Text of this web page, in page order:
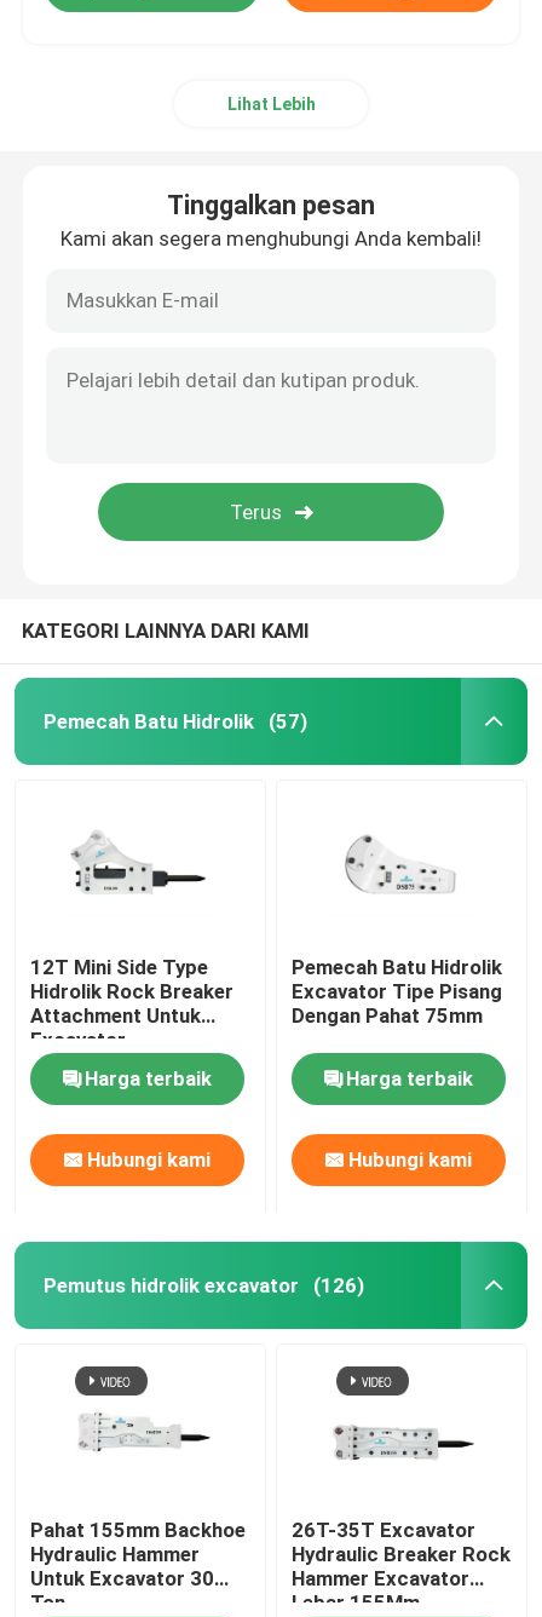
Lihat Lebih
Tinggalkan pesan
Kami akan segera menghubungi Anda kembali!
KATEGORI LAINNYA DARI KAMI
Pemecah Batu Hidrolik (57)
12T Mini Side Type
Hidrolik Rock Breaker
Attachment Untuk
Excavator
Harga terbaik
Hubungi kami
Pemecah Batu Hidrolik
Excavator Tipe Pisang
Dengan Pahat 75mm
Harga terbaik
Hubungi kami
Pemutus hidrolik excavator (126)
Pahat 155mm Backhoe
Hydraulic Hammer
Untuk Excavator 30
Ton
26T-35T Excavator
Hydraulic Breaker Rock
Hammer Excavator
Lebar 155Mm